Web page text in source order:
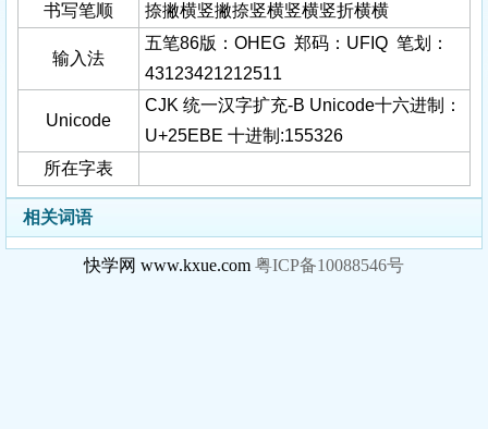
书写笔顺 捺撇横竖撇捺竖横竖横竖折横横
输入法
五笔86版：OHEG 郑码：UFIQ 笔划：
43123421212511
Unicode
CJK 统一汉字扩充-B Unicode十六进制：
U+25EBE 十进制:155326
所在字表
相关词语
快学网 www.kxue.com 粤ICP备10088546号